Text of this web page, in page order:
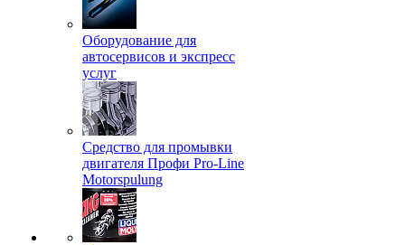
Оборудование для
автосервисов и экспресс
услуг
Средство для промывки
двигателя Профи Pro-Line
Motorspulung